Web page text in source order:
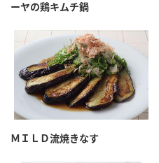
ーヤの鶏キムチ鍋
ＭＩＬＤ流焼きなす